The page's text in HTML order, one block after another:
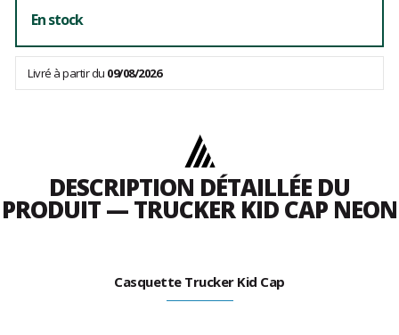
En stock
Livré à partir du 09/08/2026
DESCRIPTION DÉTAILLÉE DU
PRODUIT — TRUCKER KID CAP NEON
Casquette Trucker Kid Cap